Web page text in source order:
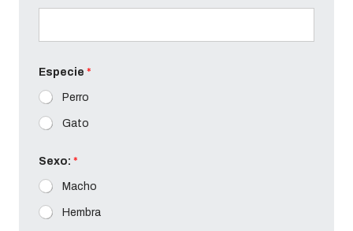
Especie *
Perro
Gato
Sexo: *
Macho
Hembra